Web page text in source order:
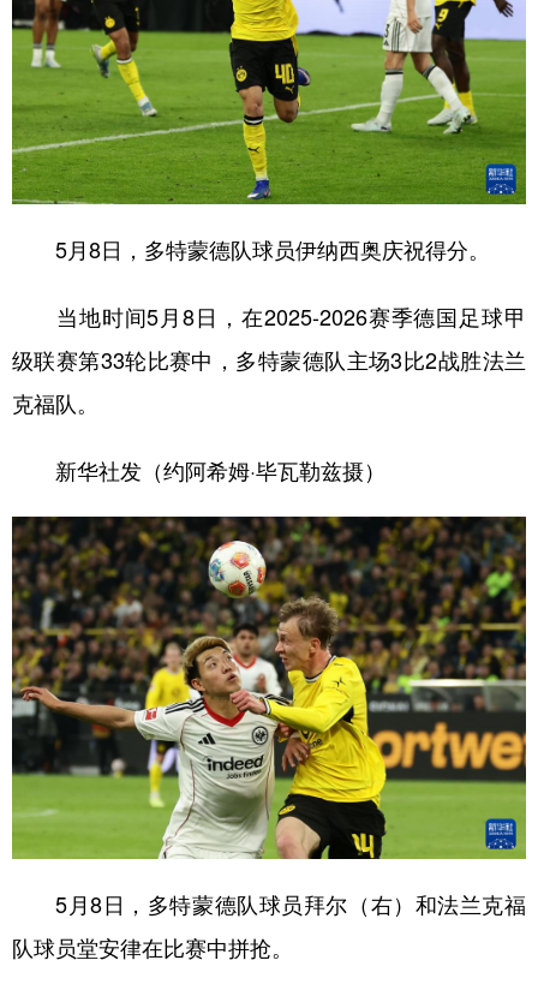
浙江 福建 江西
山东 湖北 湖南
海南 重庆
四川 贵州 云南 西藏
新疆 内蒙古 黑龙江
多语种频道
English
5月8日，多特蒙德队球员伊纳西奥庆祝得分。
当地时间5月8日，在2025-2026赛季德国足球甲
级联赛第33轮比赛中，多特蒙德队主场3比2战胜法兰
克福队。
新华社发（约阿希姆·毕瓦勒兹摄）
5月8日，多特蒙德队球员拜尔（右）和法兰克福
队球员堂安律在比赛中拼抢。